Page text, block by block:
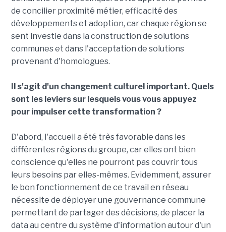
de concilier proximité métier, efficacité des
développements et adoption, car chaque région se
sent investie dans la construction de solutions
communes et dans l'acceptation de solutions
provenant d'homologues.
Il s'agit d'un changement culturel important. Quels
sont les leviers sur lesquels vous vous appuyez
pour impulser cette transformation ?
D'abord, l'accueil a été très favorable dans les
différentes régions du groupe, car elles ont bien
conscience qu'elles ne pourront pas couvrir tous
leurs besoins par elles-mêmes. Evidemment, assurer
le bon fonctionnement de ce travail en réseau
nécessite de déployer une gouvernance commune
permettant de partager des décisions, de placer la
data au centre du système d'information autour d'un